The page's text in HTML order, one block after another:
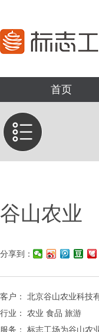
首页
谷山农业
分享到：
客户： 北京谷山农业科技
行业： 农业 食品 旅游
服务： 标志工场为谷山农